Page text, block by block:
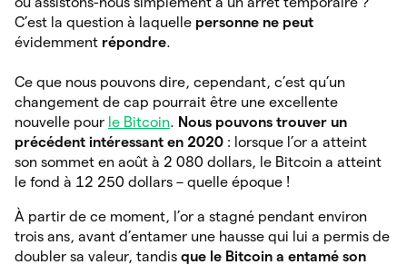
C’est la question à laquelle personne ne peut
évidemment répondre.
Ce que nous pouvons dire, cependant, c’est qu’un
changement de cap pourrait être une excellente
nouvelle pour le Bitcoin. Nous pouvons trouver un
précédent intéressant en 2020 : lorsque l’or a atteint
son sommet en août à 2 080 dollars, le Bitcoin a atteint
le fond à 12 250 dollars – quelle époque !
À partir de ce moment, l’or a stagné pendant environ
trois ans, avant d’entamer une hausse qui lui a permis de
doubler sa valeur, tandis que le Bitcoin a entamé son